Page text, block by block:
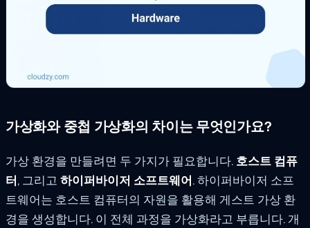
가상화와 중첩 가상화의 차이는 무엇인가요?
가상 환경을 만들려면 두 가지가 필요합니다. 호스트 컴퓨
터, 그리고 하이퍼바이저 소프트웨어. 하이퍼바이저 소프
트웨어는 호스트 컴퓨터의 자원을 활용해 게스트 가상 환
경을 생성합니다. 이 전체 과정을 가상화라고 부릅니다. 개